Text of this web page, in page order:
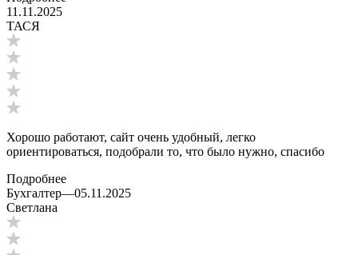
11.11.2025
ТАСЯ
Хорошо работают, сайт очень удобный, легко
ориентироваться, подобрали то, что было нужно, спасибо
Подробнее
Бухгалтер—05.11.2025
Светлана